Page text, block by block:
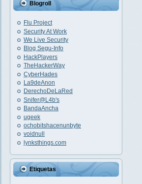
Blogroll
Flu Project
Security At Work
We Live Security
Blog Segu-Info
HackPlayers
TheHackerWay
CyberHades
La9deAnon
DerechoDeLaRed
Snifer@L4b's
BandaAncha
ugeek
ochobitshacenunbyte
voidnull
lynksthings.com
Etiquetas